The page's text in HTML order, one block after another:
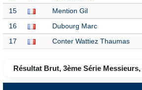
15 Mention Gil
16 Dubourg Marc
17 Conter Wattiez Thaumas
Résultat Brut, 3ème Série